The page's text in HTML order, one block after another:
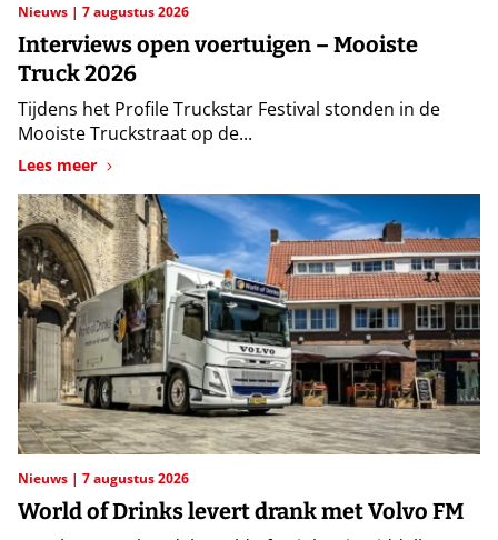
Nieuws 7 augustus 2026
Interviews open voertuigen – Mooiste
Truck 2026
Tijdens het Profile Truckstar Festival stonden in de
Mooiste Truckstraat op de...
Lees meer
Nieuws 7 augustus 2026
World of Drinks levert drank met Volvo FM